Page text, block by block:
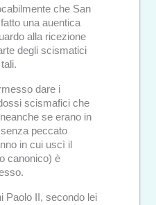
che San
una auentica
alla ricezione
degli scismatici
dare i
scismafici che
se erano in
peccato
in cui uscì il
canonico) è
Paolo II, secondo lei